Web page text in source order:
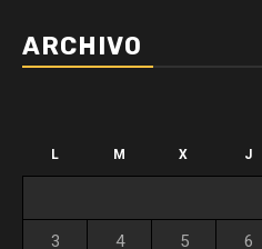
ARCHIVO
L M X J
3 4 5 6